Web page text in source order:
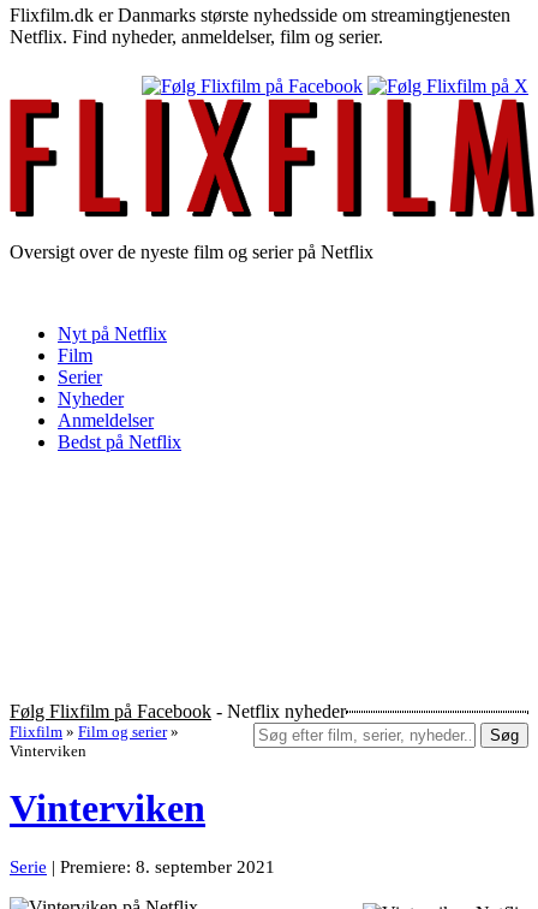
Flixfilm.dk er Danmarks største nyhedsside om streamingtjenesten
Netflix. Find nyheder, anmeldelser, film og serier.
Oversigt over de nyeste film og serier på Netflix
Nyt på Netflix
Film
Serier
Nyheder
Anmeldelser
Bedst på Netflix
Følg Flixfilm på Facebook - Netflix nyheder
Søg
Flixfilm » Film og serier »
Vinterviken
Vinterviken
Serie | Premiere: 8. september 2021